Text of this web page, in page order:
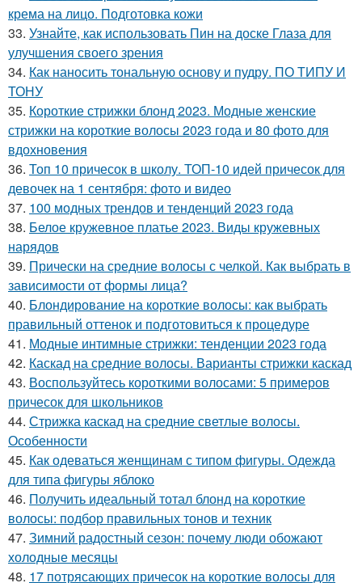
крема на лицо. Подготовка кожи
33. Узнайте, как использовать Пин на доске Глаза для
улучшения своего зрения
34. Как наносить тональную основу и пудру. ПО ТИПУ И
ТОНУ
35. Короткие стрижки блонд 2023. Модные женские
стрижки на короткие волосы 2023 года и 80 фото для
вдохновения
36. Топ 10 причесок в школу. ТОП-10 идей причесок для
девочек на 1 сентября: фото и видео
37. 100 модных трендов и тенденций 2023 года
38. Белое кружевное платье 2023. Виды кружевных
нарядов
39. Прически на средние волосы с челкой. Как выбрать в
зависимости от формы лица?
40. Блондирование на короткие волосы: как выбрать
правильный оттенок и подготовиться к процедуре
41. Модные интимные стрижки: тенденции 2023 года
42. Каскад на средние волосы. Варианты стрижки каскад
43. Воспользуйтесь короткими волосами: 5 примеров
причесок для школьников
44. Стрижка каскад на средние светлые волосы.
Особенности
45. Как одеваться женщинам с типом фигуры. Одежда
для типа фигуры яблоко
46. Получить идеальный тотал блонд на короткие
волосы: подбор правильных тонов и техник
47. Зимний радостный сезон: почему люди обожают
холодные месяцы
48. 17 потрясающих причесок на короткие волосы для